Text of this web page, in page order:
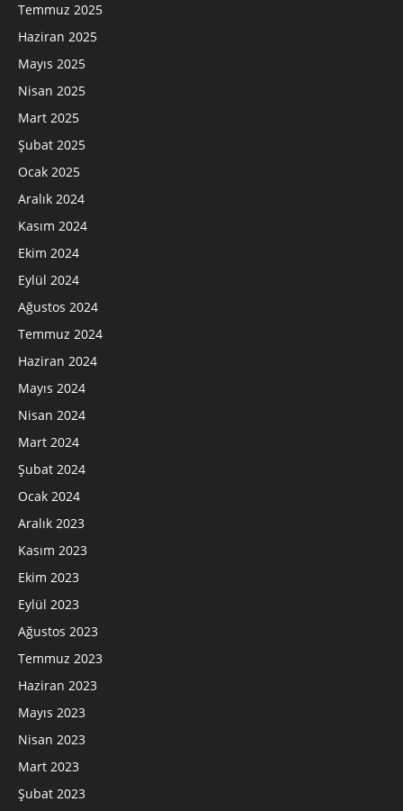
Temmuz 2025
Haziran 2025
Mayıs 2025
Nisan 2025
Mart 2025
Şubat 2025
Ocak 2025
Aralık 2024
Kasım 2024
Ekim 2024
Eylül 2024
Ağustos 2024
Temmuz 2024
Haziran 2024
Mayıs 2024
Nisan 2024
Mart 2024
Şubat 2024
Ocak 2024
Aralık 2023
Kasım 2023
Ekim 2023
Eylül 2023
Ağustos 2023
Temmuz 2023
Haziran 2023
Mayıs 2023
Nisan 2023
Mart 2023
Şubat 2023